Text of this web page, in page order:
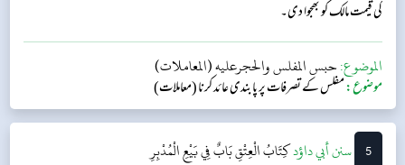
کی قیمت مالک کو بھجوا دی۔
الموضوع:حبس المفلس والحجرعليه (المعاملات)
موضوع:مفلس کے تصرفات پر پابندی عائد کرنا (معاملات)
5 ‌سنن أبي داؤدكِتَابُ الْعِتْقِبَابٌ فِي بَيْعِ الْمُدْبِرِ